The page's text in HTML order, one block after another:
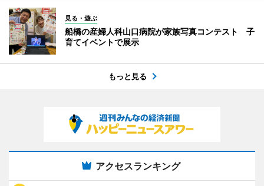
見る・遊ぶ
船橋の産婦人科山口病院が家族写真コンテスト 子
育てイベントで展示
もっと見る
アクセスランキング